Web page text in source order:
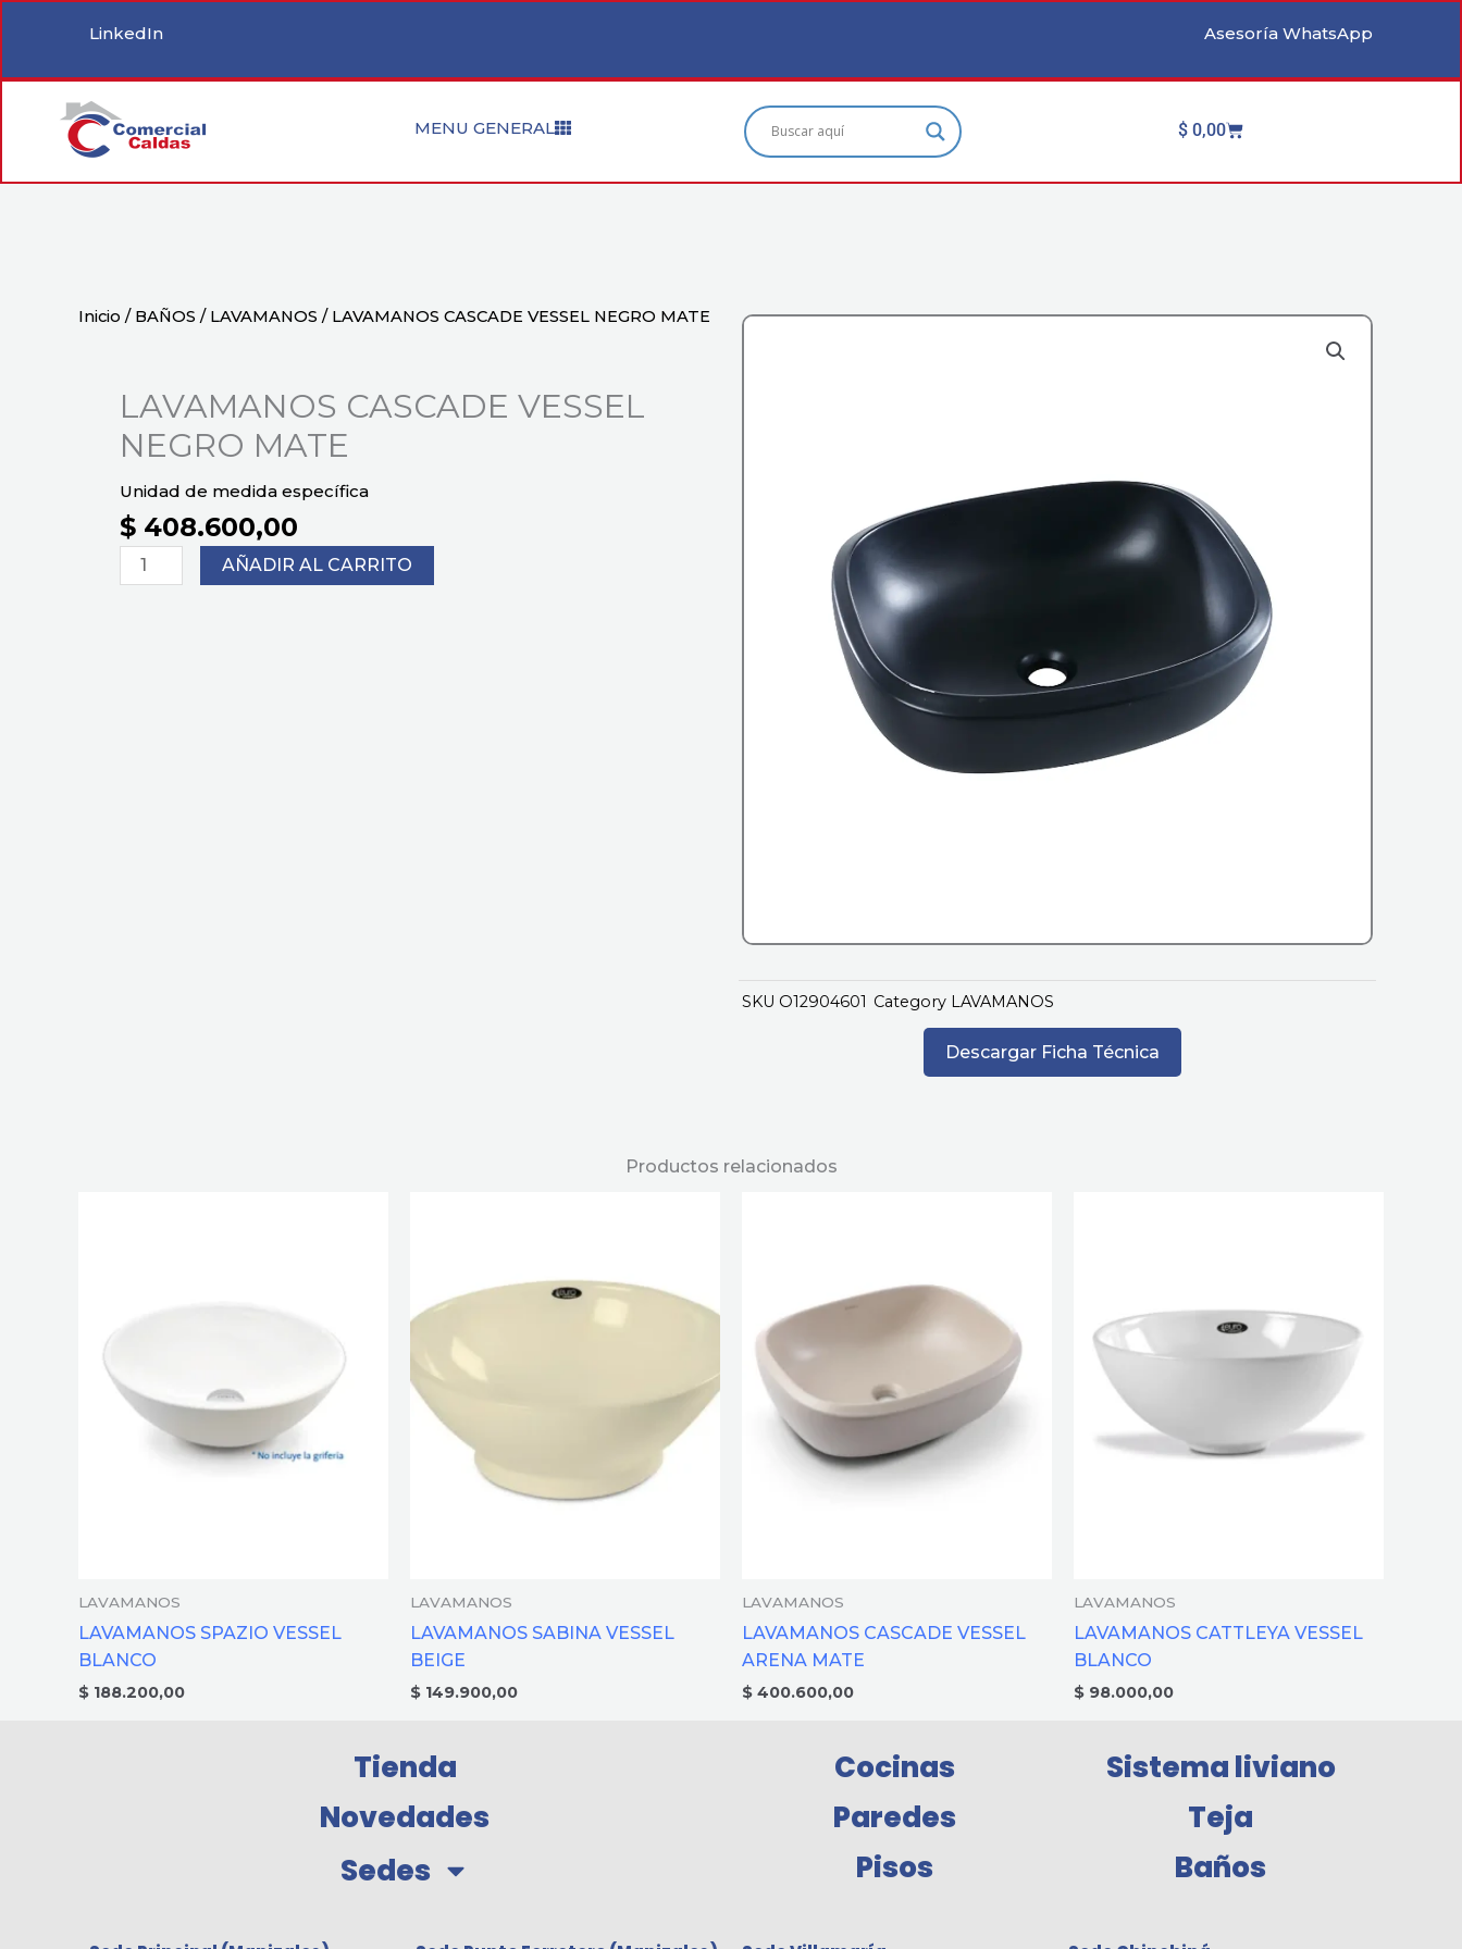
LinkedIn Asesoría WhatsApp
MENU GENERAL $0,00Cart
Inicio / BAÑOS / LAVAMANOS / LAVAMANOS CASCADE VESSEL NEGRO MATE
LAVAMANOS CASCADE VESSEL
NEGRO MATE
Unidad de medida específica
$ 408.600,00
LAVAMANOS
CASCADE
AÑADIR AL CARRITO
SKU O12904601 Category LAVAMANOS
Descargar Ficha Técnica
Productos relacionados
LAVAMANOS
LAVAMANOS SPAZIO VESSEL
BLANCO
$ 188.200,00
LAVAMANOS
LAVAMANOS SABINA VESSEL
BEIGE
$ 149.900,00
LAVAMANOS
LAVAMANOS CASCADE VESSEL
ARENA MATE
$ 400.600,00
LAVAMANOS
LAVAMANOS CATTLEYA VESSEL
BLANCO
$ 98.000,00
Tienda
Novedades
Sedes
Cocinas
Paredes
Pisos
Sistema liviano
Teja
Baños